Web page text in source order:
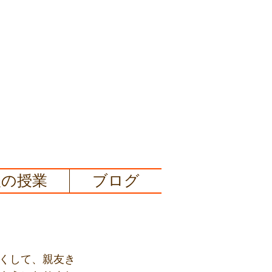
授業 ブログ
して、親友き